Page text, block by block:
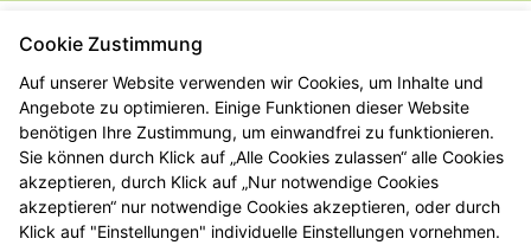
Cookie Zustimmung
Auf unserer Website verwenden wir Cookies, um Inhalte und
Angebote zu optimieren. Einige Funktionen dieser Website
benötigen Ihre Zustimmung, um einwandfrei zu funktionieren.
Sie können durch Klick auf „Alle Cookies zulassen“ alle Cookies
akzeptieren, durch Klick auf „Nur notwendige Cookies
akzeptieren“ nur notwendige Cookies akzeptieren, oder durch
Klick auf "Einstellungen" individuelle Einstellungen vornehmen.